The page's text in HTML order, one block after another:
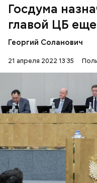
Госдума
главой ЦБ
Георгий Соланович
21 апреля 2022 13:35
По его словам, «в
с 2014 года. В связи
вопросов нужно
уточняется на сайте
по финансовому
рассмотрение
21 марта.
ГОСДУМА